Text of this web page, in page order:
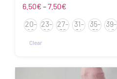
6.50€ –7.50€
6.50€
kuni
20-
22
23-
26
27-
30
31-
34
35-
38
39-
42
Clear
tootel